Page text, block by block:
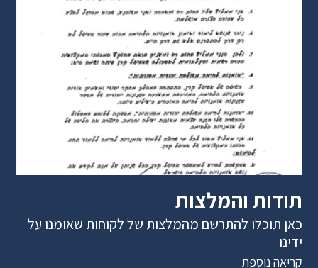
תודות והמלצות
כאן תוכלו להתרשם מהמלצות של לקוחות שאומנו על
ידינו
קריאה נוספת